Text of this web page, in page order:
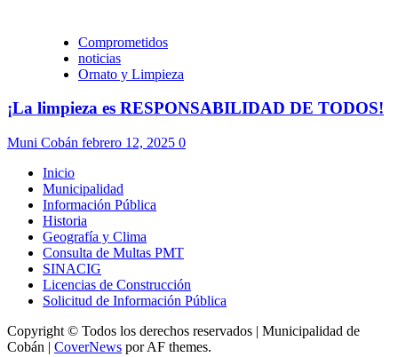
Comprometidos
noticias
Ornato y Limpieza
¡La limpieza es RESPONSABILIDAD DE TODOS!
Muni Cobán febrero 12, 2025 0
Inicio
Municipalidad
Información Pública
Historia
Geografía y Clima
Consulta de Multas PMT
SINACIG
Licencias de Construcción
Solicitud de Información Pública
Copyright © Todos los derechos reservados | Municipalidad de
Cobán | CoverNews por AF themes.